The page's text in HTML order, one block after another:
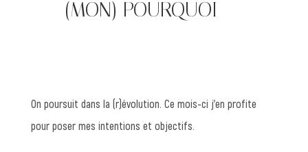
—— (MON) POURQUOI
On poursuit dans la (r)évolution. Ce mois-ci j’en profite
pour poser mes intentions et objectifs.